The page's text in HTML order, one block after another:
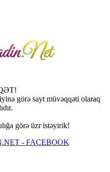
görə sayt müvəqqəti olaraq
görə üzr istəyirik!
- FACEBOOK